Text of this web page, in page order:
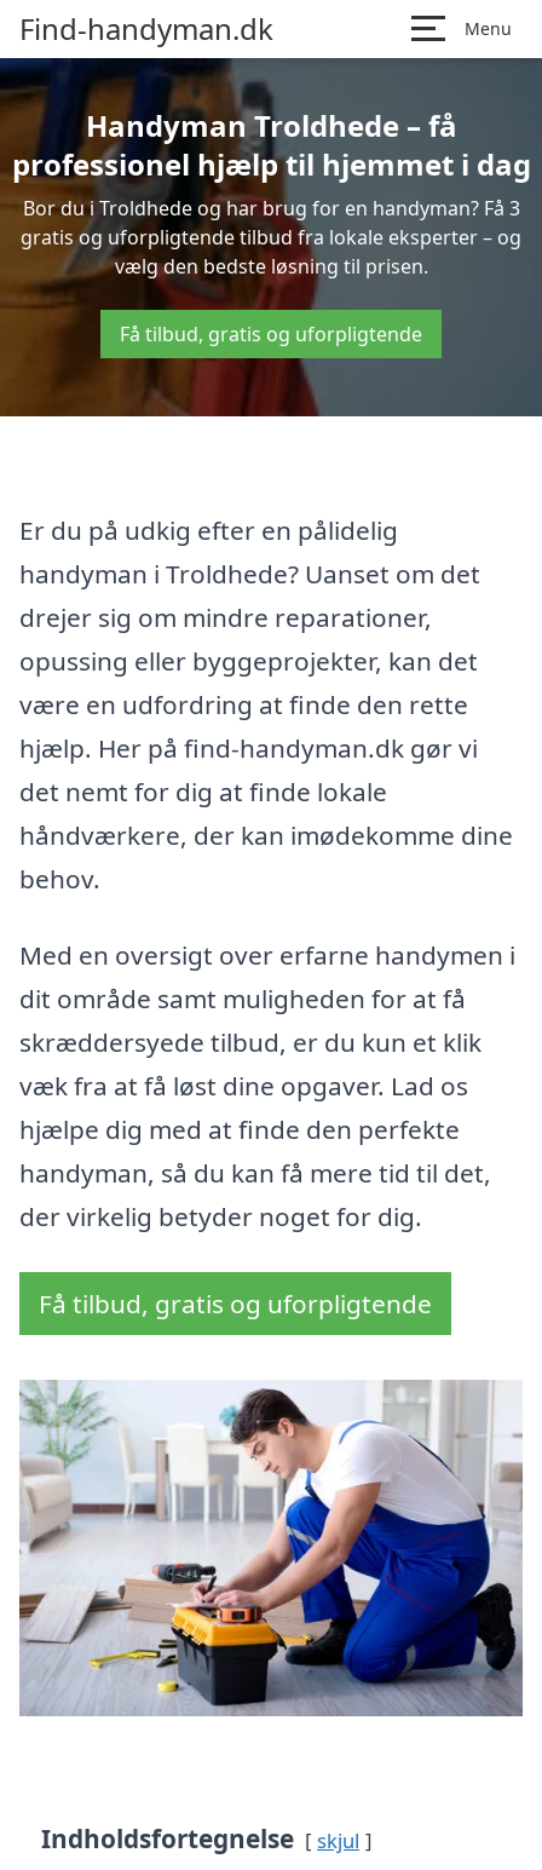
Find-handyman.dk Menu
Handyman Troldhede – få
professionel hjælp til hjemmet i dag
Bor du i Troldhede og har brug for en handyman? Få 3
gratis og uforpligtende tilbud fra lokale eksperter – og
vælg den bedste løsning til prisen.
Få tilbud, gratis og uforpligtende
Er du på udkig efter en pålidelig
handyman i Troldhede? Uanset om det
drejer sig om mindre reparationer,
opussing eller byggeprojekter, kan det
være en udfordring at finde den rette
hjælp. Her på find-handyman.dk gør vi
det nemt for dig at finde lokale
håndværkere, der kan imødekomme dine
behov.
Med en oversigt over erfarne handymen i
dit område samt muligheden for at få
skræddersyede tilbud, er du kun et klik
væk fra at få løst dine opgaver. Lad os
hjælpe dig med at finde den perfekte
handyman, så du kan få mere tid til det,
der virkelig betyder noget for dig.
Få tilbud, gratis og uforpligtende
Indholdsfortegnelse skjul